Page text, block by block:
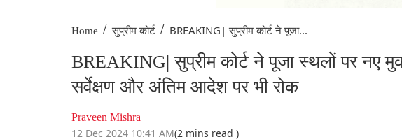
Home / सुप्रीम कोर्ट / BREAKING| सुप्रीम कोर्ट ने पूजा...
BREAKING| सुप्रीम कोर्ट ने पूजा स्थलों पर नए
सर्वेक्षण और अंतिम आदेश पर भी रोक
Praveen Mishra
12 Dec 2024 10:41 AM(2 mins read )